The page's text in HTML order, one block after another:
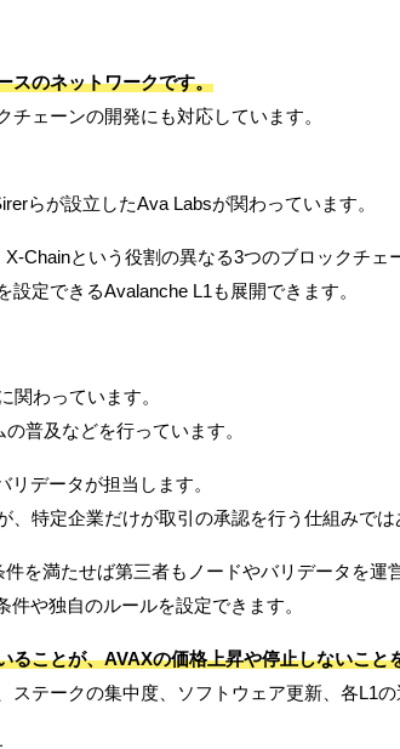
スのネットワークです。
ェーンの開発にも対応しています。
らが設立したAva Labsが関わっています。
Chainという役割の異なる3つのブロックチェ
定できるAvalanche L1も展開できます。
関わっています。
普及などを行っています。
データが担当します。
特定企業だけが取引の承認を行う仕組みでは
を満たせば第三者もノードやバリデータを運
や独自のルールを設定できます。
ことが、AVAXの価格上昇や停止しないこと
テークの集中度、ソフトウェア更新、各L1の